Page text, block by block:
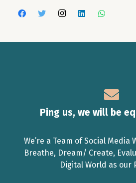
Ping us, we will be
We’re a Team of Social Media
Breathe, Dream/ Create,
Digital World as our